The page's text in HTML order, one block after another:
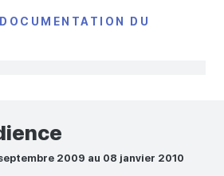
DU
2009 au 08 janvier 2010